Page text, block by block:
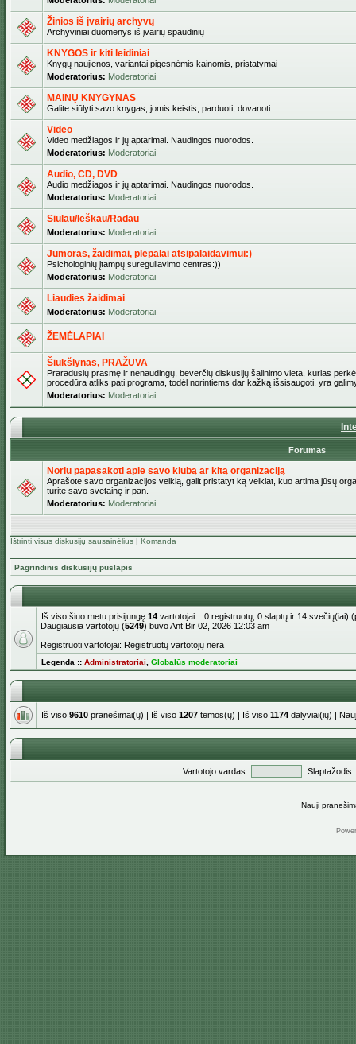
Žinios iš įvairių archyvų
Archyviniai duomenys iš įvairių spaudinių
KNYGOS ir kiti leidiniai
Knygų naujienos, variantai pigesnėmis kainomis, pristatymai
Moderatorius: Moderatoriai
MAINŲ KNYGYNAS
Galite siūlyti savo knygas, jomis keistis, parduoti, dovanoti.
Video
Video medžiagos ir jų aptarimai. Naudingos nuorodos.
Moderatorius: Moderatoriai
Audio, CD, DVD
Audio medžiagos ir jų aptarimai. Naudingos nuorodos.
Moderatorius: Moderatoriai
Siūlau/Ieškau/Radau
Moderatorius: Moderatoriai
Jumoras, žaidimai, plepalai atsipalaidavimui:)
Psichologinių įtampų sureguliavimo centras:))
Moderatorius: Moderatoriai
Liaudies žaidimai
Moderatorius: Moderatoriai
ŽEMĖLAPIAI
Šiukšlynas, PRAŽUVA
Praradusių prasmę ir nenaudingų, beverčių diskusijų šalinimo vieta, kurias
procedūra atliks pati programa, todėl norintiems dar kažką išsisaugoti, yra
Moderatorius: Moderatoriai
Forumas
Noriu papasakoti apie savo klubą ar kitą organizaciją
Aprašote savo organizacijos veiklą, galit pristatyt ką veikiat, kuo artima jūsų
turite savo svetainę ir pan.
Moderatorius: Moderatoriai
Ištrinti visus diskusijų sausainėlius | Komanda
Pagrindinis diskusijų puslapis
Iš viso šiuo metu prisijungę 14 vartotojai :: 0 registruotų, 0 slaptų ir 14 svečių(iai)
Daugiausia vartotojų (5249) buvo Ant Bir 02, 2026 12:03 am
Registruoti vartotojai: Registruotų vartotojų nėra
Legenda :: Administratoriai Globalūs moderatoriai
Iš viso 9610 pranešimai(ų) | Iš viso 1207 temos(ų) | Iš viso 1174 dalyviai(ių) |
Vartotojo vardas: Slaptažodis:
Nauji